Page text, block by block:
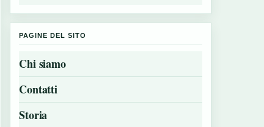
PAGINE DEL SITO
Chi siamo
Contatti
Storia